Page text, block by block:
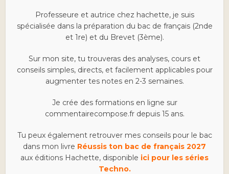
Professeure et autrice chez hachette, je suis
spécialisée dans la préparation du bac de français (2nde
et 1re) et du Brevet (3ème).
Sur mon site, tu trouveras des analyses, cours et
conseils simples, directs, et facilement applicables pour
augmenter tes notes en 2-3 semaines.
Je crée des formations en ligne sur
commentairecompose.fr depuis 15 ans.
Tu peux également retrouver mes conseils pour le bac
dans mon livre Réussis ton bac de français 2027
aux éditions Hachette, disponible ici pour les séries
Techno.